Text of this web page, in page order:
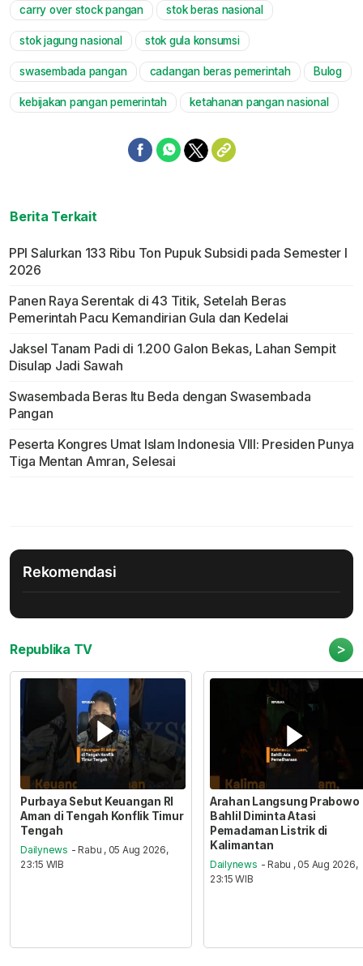
carry over stock pangan stok beras nasional
stok jagung nasional stok gula konsumsi
swasembada pangan cadangan beras pemerintah Bulog
kebijakan pangan pemerintah ketahanan pangan nasional
Berita Terkait
PPI Salurkan 133 Ribu Ton Pupuk Subsidi pada Semester I
2026
Panen Raya Serentak di 43 Titik, Setelah Beras
Pemerintah Pacu Kemandirian Gula dan Kedelai
Jaksel Tanam Padi di 1.200 Galon Bekas, Lahan Sempit
Disulap Jadi Sawah
Swasembada Beras Itu Beda dengan Swasembada
Pangan
Peserta Kongres Umat Islam Indonesia VIII: Presiden Punya
Tiga Mentan Amran, Selesai
Rekomendasi
Republika TV >
Purbaya Sebut Keuangan RI
Aman di Tengah Konflik Timur
Tengah
Dailynews - Rabu , 05 Aug 2026,
23:15 WIB
Arahan Langsung Prabowo
Bahlil Diminta Atasi
Pemadaman Listrik di
Kalimantan
Dailynews - Rabu , 05 Aug 2026,
23:15 WIB